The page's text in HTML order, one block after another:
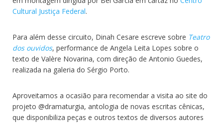
Cultural Justiça Federal.
Para além desse circuito, Dinah Cesare escreve sobre Teatro
dos ouvidos, performance de Angela Leita Lopes sobre o
texto de Valère Novarina, com direção de Antonio Guedes,
realizada na galeria do Sérgio Porto.
Aproveitamos a ocasião para recomendar a visita ao site do
projeto @dramaturgia, antologia de novas escritas cênicas,
que disponibiliza peças e outros textos de diversos autores